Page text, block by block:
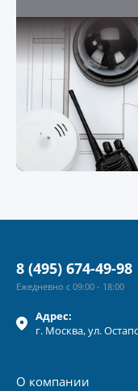
Адрес:
г. Москва, ул.
О компании
8 (495) 674-49-98
Ежедневно с 09:00 - 18:00